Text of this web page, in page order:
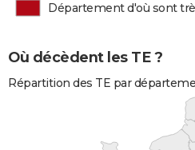
Département d'où sont
Où décèdent les TE ?
Répartition des TE par